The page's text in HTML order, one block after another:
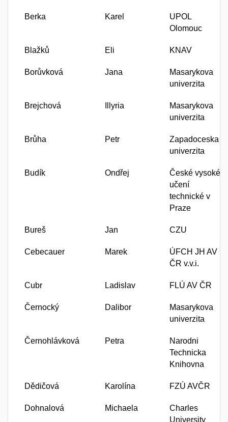
Berka Karel
UPOL
Olomouc
Blažků Eli KNAV
Borůvková Jana
Masarykova
univerzita
Brejchová Illyria
Masarykova
univerzita
Brůha Petr
Zapadoceska
univerzita
Budík Ondřej
České vysoké
učení
technické v
Praze
Bureš Jan CZU
Cebecauer Marek
ÚFCH JH AV
ČR v.v.i.
Cubr Ladislav FLÚ AV ČR
Černocký Dalibor
Masarykova
univerzita
Černohlávková Petra
Narodni
Technicka
Knihovna
Dědičová Karolína FZÚ AVČR
Dohnalová Michaela
Charles
University